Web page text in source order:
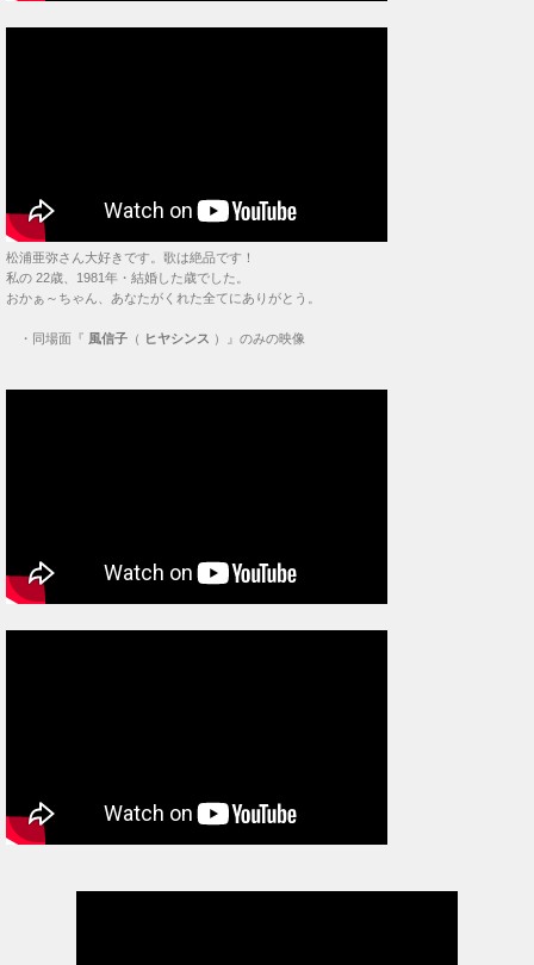
松浦亜弥さん大好きです。歌は絶品です！
私の 22歳、1981年・結婚した歳でした。
おかぁ～ちゃん、あなたがくれた全てにありがとう。
・ 同場面『 風信子 （ ヒヤシンス ）』のみの映像